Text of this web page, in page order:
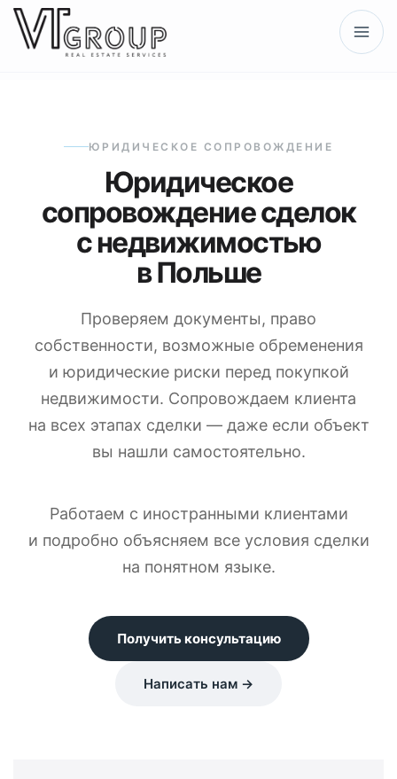
ЮРИДИЧЕСКОЕ СОПРОВОЖДЕНИЕ
Юридическое
сопровождение сделок
с недвижимостью
в Польше
Проверяем документы, право
собственности, возможные обременения
и юридические риски перед покупкой
недвижимости. Сопровождаем клиента
на всех этапах сделки — даже если объект
вы нашли самостоятельно.
Работаем с иностранными клиентами
и подробно объясняем все условия сделки
на понятном языке.
Получить консультацию
Написать нам →